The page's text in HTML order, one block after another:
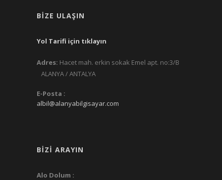
BIZE ULAŞIN
Yol Tarifi için tıklayın
Adres: Hacet mah. erkin sokak Emel apt. no:3/B
ALANYA / ANTALYA
E-Posta :
albil@alanyabilgisayar.com
BIZI ARAYIN
Alo Dolum :